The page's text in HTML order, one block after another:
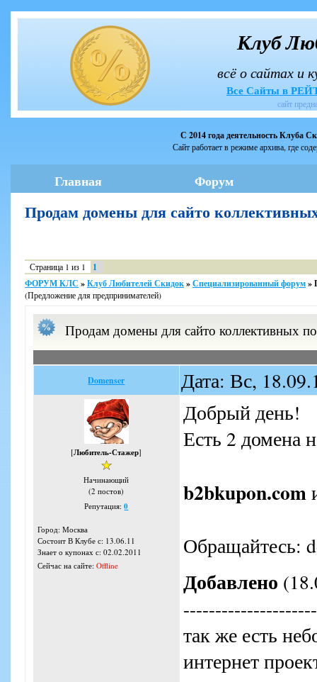
Клуб
всё о сайтах и
Все Сайты в
сайт
С 2014 года деятельность Клуба
Сайт работает в режиме архива, где
Главная Форум
Продам домены для сайто
Страница 1 из 1
1
ФОРУМ КЛС »Клуб Любителей Скидок»Специализированный форум»
(Предложение для предпринимателей)
Продам домены для сайто коллективных
Domenser Дата: Вс,
[Любитель-Стажер]
Начинающий
(2 постов)
Репутация:0
Город: Москва
Состоит В Клубе с: 13.06.11
Знает о купонах с: 02.02.2011
Сейчас на сайте: Offline
Добрый день!
Есть 2 домена
b2bkupon.com
Обращайтесь:
Добавлено
так же есть
интернет